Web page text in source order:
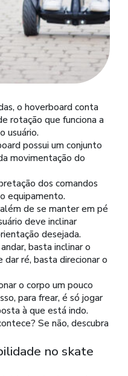
o hoverboard conta
rotação que funciona a
usuário.
possui um conjunto
movimentação do
dos comandos
equipamento.
de se manter em pé
deve inclinar
desejada.
basta inclinar o
dar ré, basta direcionar o
o corpo um pouco
para frear, é só jogar
à que está indo.
Se não, descubra
no skate